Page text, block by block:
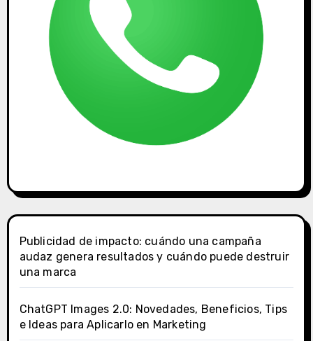
Publicidad de impacto: cuándo una campaña
audaz genera resultados y cuándo puede destruir
una marca
ChatGPT Images 2.0: Novedades, Beneficios, Tips
e Ideas para Aplicarlo en Marketing